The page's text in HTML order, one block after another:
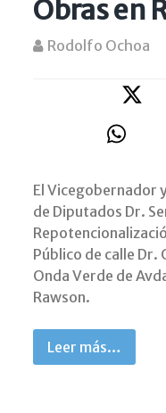
Obras en
Rodolfo Ochoa
El Vicegobernador
de Diputados Dr.
Público de calle Dr.
Onda Verde de
Rawson.
Leer más…